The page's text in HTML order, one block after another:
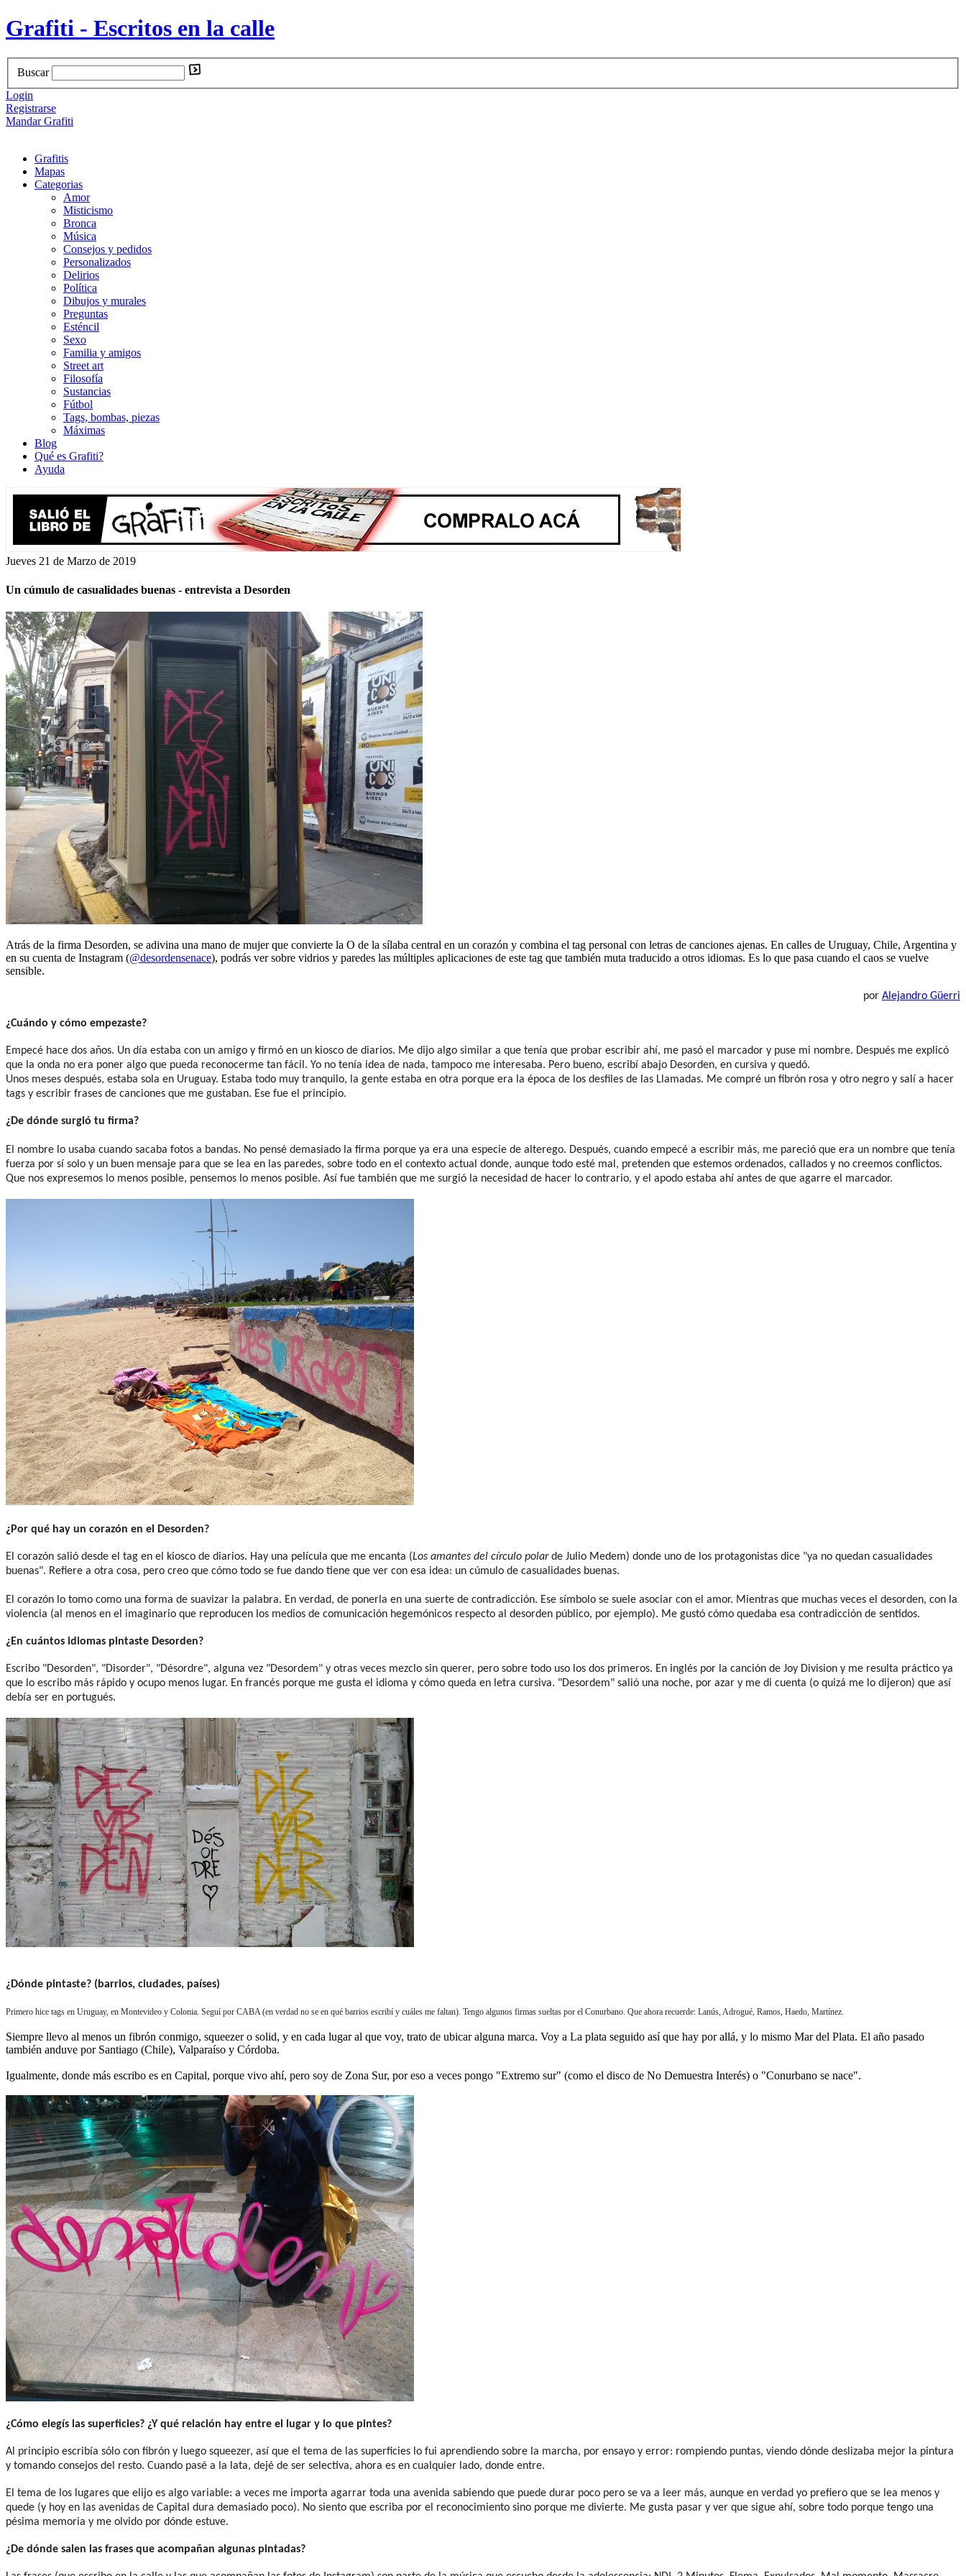
Grafiti - Escritos en la calle
Buscar
Login
Registrarse
Mandar Grafiti
Grafitis
Mapas
Categorias
Amor
Misticismo
Bronca
Música
Consejos y pedidos
Personalizados
Delirios
Política
Dibujos y murales
Preguntas
Esténcil
Sexo
Familia y amigos
Street art
Filosofía
Sustancias
Fútbol
Tags, bombas, piezas
Máximas
Blog
Qué es Grafiti?
Ayuda
Jueves 21 de Marzo de 2019
Un cúmulo de casualidades buenas - entrevista a Desorden
Atrás de la firma Desorden, se adivina una mano de mujer que convierte la O de la sílaba central en un corazón y combina el tag personal con letras de canciones ajenas. En calles de Uruguay, Chile, Argentina y
en su cuenta de Instagram (@desordensenace), podrás ver sobre vidrios y paredes las múltiples aplicaciones de este tag que también muta traducido a otros idiomas. Es lo que pasa cuando el caos se vuelve
sensible.
por Alejandro Güerri
¿Cuándo y cómo empezaste?
Empecé hace dos años. Un día estaba con un amigo y firmó en un kiosco de diarios. Me dijo algo similar a que tenía que probar escribir ahí, me pasó el marcador y puse mi nombre. Después me explicó
que la onda no era poner algo que pueda reconocerme tan fácil. Yo no tenía idea de nada, tampoco me interesaba. Pero bueno, escribí abajo Desorden, en cursiva y quedó.
Unos meses después, estaba sola en Uruguay. Estaba todo muy tranquilo, la gente estaba en otra porque era la época de los desfiles de las Llamadas. Me compré un fibrón rosa y otro negro y salí a hacer
tags y escribir frases de canciones que me gustaban. Ese fue el principio.
¿De dónde surgió tu firma?
El nombre lo usaba cuando sacaba fotos a bandas. No pensé demasiado la firma porque ya era una especie de alterego. Después, cuando empecé a escribir más, me pareció que era un nombre que tenía
fuerza por sí solo y un buen mensaje para que se lea en las paredes, sobre todo en el contexto actual donde, aunque todo esté mal, pretenden que estemos ordenados, callados y no creemos conflictos.
Que nos expresemos lo menos posible, pensemos lo menos posible. Así fue también que me surgió la necesidad de hacer lo contrario, y el apodo estaba ahí antes de que agarre el marcador.
¿Por qué hay un corazón en el Desorden?
El corazón salió desde el tag en el kiosco de diarios. Hay una película que me encanta (Los amantes del círculo polarde Julio Medem) donde uno de los protagonistas dice "ya no quedan casualidades
buenas". Refiere a otra cosa, pero creo que cómo todo se fue dando tiene que ver con esa idea: un cúmulo de casualidades buenas.
El corazón lo tomo como una forma de suavizar la palabra. En verdad, de ponerla en una suerte de contradicción. Ese símbolo se suele asociar con el amor. Mientras que muchas veces el desorden, con la
violencia (al menos en el imaginario que reproducen los medios de comunicación hegemónicos respecto al desorden público, por ejemplo). Me gustó cómo quedaba esa contradicción de sentidos.
¿En cuántos idiomas pintaste Desorden?
Escribo "Desorden", "Disorder", "Désordre", alguna vez "Desordem" y otras veces mezclo sin querer, pero sobre todo uso los dos primeros. En inglés por la canción de Joy Division y me resulta práctico ya
que lo escribo más rápido y ocupo menos lugar. En francés porque me gusta el idioma y cómo queda en letra cursiva. "Desordem" salió una noche, por azar y me di cuenta (o quizá me lo dijeron) que así
debía ser en portugués.
¿Dónde pintaste? (barrios, ciudades, países)
Primero hice tags en Uruguay, en Montevideo y Colonia. Seguí por CABA (en verdad no se en qué barrios escribí y cuáles me faltan). Tengo algunos firmas sueltas por el Conurbano. Que ahora recuerde: Lanús, Adrogué, Ramos, Haedo, Martínez.
Siempre llevo al menos un fibrón conmigo, squeezer o solid, y en cada lugar al que voy, trato de ubicar alguna marca. Voy a La plata seguido así que hay por allá, y lo mismo Mar del Plata. El año pasado
también anduve por Santiago (Chile), Valparaíso y Córdoba.
Igualmente, donde más escribo es en Capital, porque vivo ahí, pero soy de Zona Sur, por eso a veces pongo "Extremo sur" (como el disco de No Demuestra Interés) o "Conurbano se nace".
¿Cómo elegís las superficies? ¿Y qué relación hay entre el lugar y lo que pintes?
Al principio escribía sólo con fibrón y luego squeezer, así que el tema de las superficies lo fui aprendiendo sobre la marcha, por ensayo y error: rompiendo puntas, viendo dónde deslizaba mejor la pintura
y tomando consejos del resto. Cuando pasé a la lata, dejé de ser selectiva, ahora es en cualquier lado, donde entre.
El tema de los lugares que elijo es algo variable: a veces me importa agarrar toda una avenida sabiendo que puede durar poco pero se va a leer más, aunque en verdad yo prefiero que se lea menos y
quede (y hoy en las avenidas de Capital dura demasiado poco). No siento que escriba por el reconocimiento sino porque me divierte. Me gusta pasar y ver que sigue ahí, sobre todo porque tengo una
pésima memoria y me olvido por dónde estuve.
¿De dónde salen las frases que acompañan algunas pintadas?